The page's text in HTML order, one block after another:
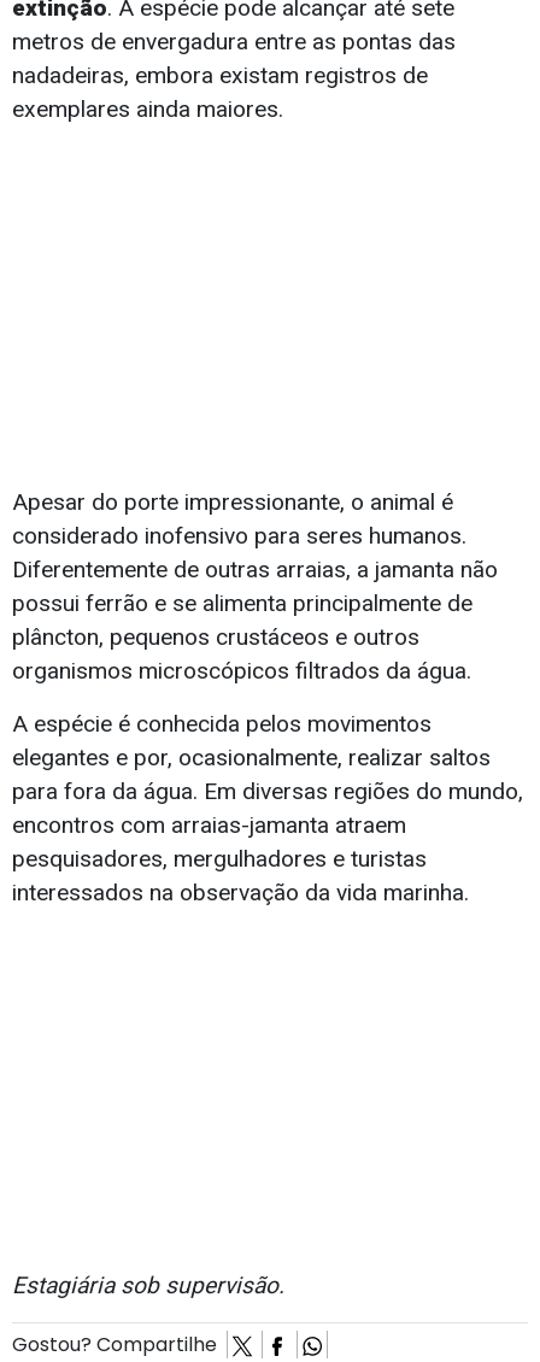
extinção. A espécie pode alcançar até sete
metros de envergadura entre as pontas das
nadadeiras, embora existam registros de
exemplares ainda maiores.
Apesar do porte impressionante, o animal é
considerado inofensivo para seres humanos.
Diferentemente de outras arraias, a jamanta não
possui ferrão e se alimenta principalmente de
plâncton, pequenos crustáceos e outros
organismos microscópicos filtrados da água.
A espécie é conhecida pelos movimentos
elegantes e por, ocasionalmente, realizar saltos
para fora da água. Em diversas regiões do mundo,
encontros com arraias-jamanta atraem
pesquisadores, mergulhadores e turistas
interessados na observação da vida marinha.
Estagiária sob supervisão.
Gostou? Compartilhe